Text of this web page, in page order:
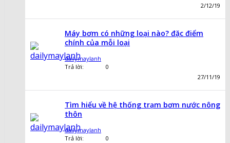
2/12/19
Máy bơm có những loại nào? đặc điểm
chính của mỗi loại
dailymaylanh
Trả lời:
0
27/11/19
Tìm hiểu về hệ thống trạm bơm nước nông
thôn
dailymaylanh
Trả lời:
0